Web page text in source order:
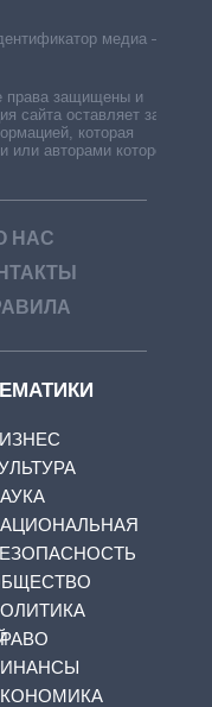
медиа –
права защищены и
сайта оставляет за
которая
или авторами которой
НАС